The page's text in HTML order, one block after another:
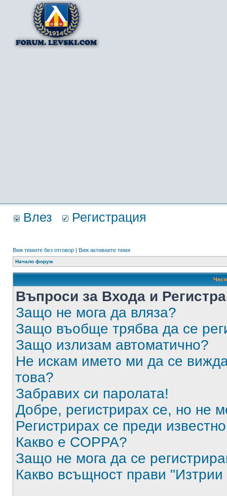
Влез Регистрация
Виж темите без отговор | Виж активните теми
Начало форум
Въпроси за Входа и
Защо не мога да вляза?
Защо въобще трябва да се
Защо излизам автоматично?
Не искам името ми да се
това?
Забравих си паролата!
Добре, регистрирах се, но не
Регистрирах се преди
Какво е COPPA?
Защо не мога да се
Какво всъщност прави "Изтрии